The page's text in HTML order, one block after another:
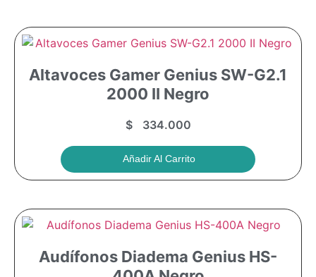
Altavoces Gamer Genius SW-G2.1
2000 II Negro
$334.000
Añadir Al Carrito
Audífonos Diadema Genius HS-